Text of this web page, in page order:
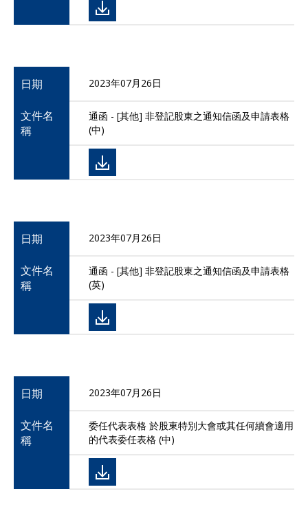
日期 2023年07月26日
文件名
稱
通函 - [其他] 非登記股東之通知信函及申請表格
(中)
日期 2023年07月26日
文件名
稱
通函 - [其他] 非登記股東之通知信函及申請表格
(英)
日期 2023年07月26日
文件名
稱
委任代表表格 於股東特別大會或其任何續會適用
的代表委任表格 (中)